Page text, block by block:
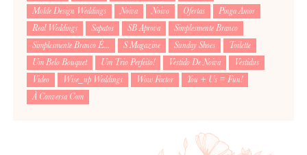
Molde Design Weddings
Noiva Noivo Ofertas
Pinga Amor
Real Weddings
Sapatos SB Aprova
Simplesmente Branco
Simplesmente Branco É...
S Magazine Sunday Shoes
Toilette
Um Belo Bouquet
Um Trio Perfeito! Vestido De Noiva
Vestidus
Video
Wise_up Weddings Wow Factor
You + Us = Fun!
À Conversa Com